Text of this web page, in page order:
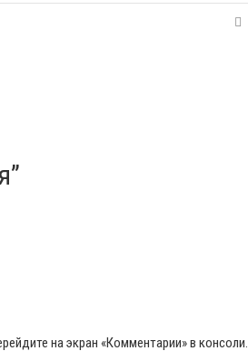
на экран «Комментарии» в консоли.